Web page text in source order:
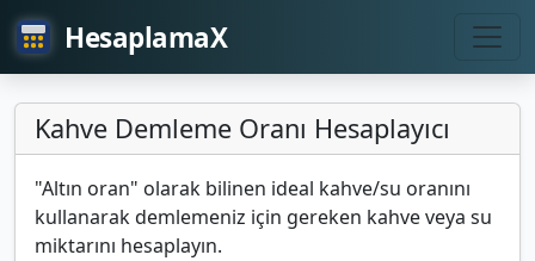
HesaplamaX
Kahve Demleme Oranı Hesaplayıcı
"Altın oran" olarak bilinen ideal kahve/su oranını
kullanarak demlemeniz için gereken kahve veya su
miktarını hesaplayın.